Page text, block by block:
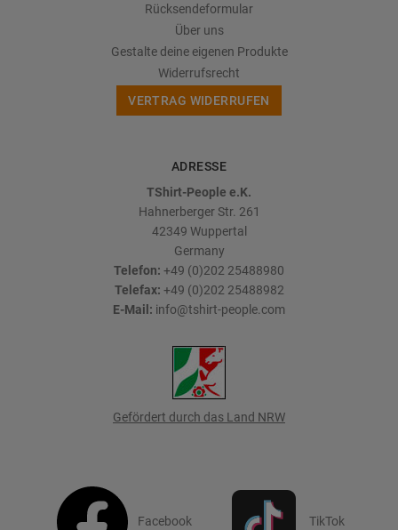
Rücksendeformular
Über uns
Gestalte deine eigenen Produkte
Widerrufsrecht
VERTRAG WIDERRUFEN
ADRESSE
TShirt-People e.K.
Hahnerberger Str. 261
42349 Wuppertal
Germany
Telefon: +49 (0)202 25488980
Telefax: +49 (0)202 25488982
E-Mail: info@tshirt-people.com
Gefördert durch das Land NRW
Facebook TikTok